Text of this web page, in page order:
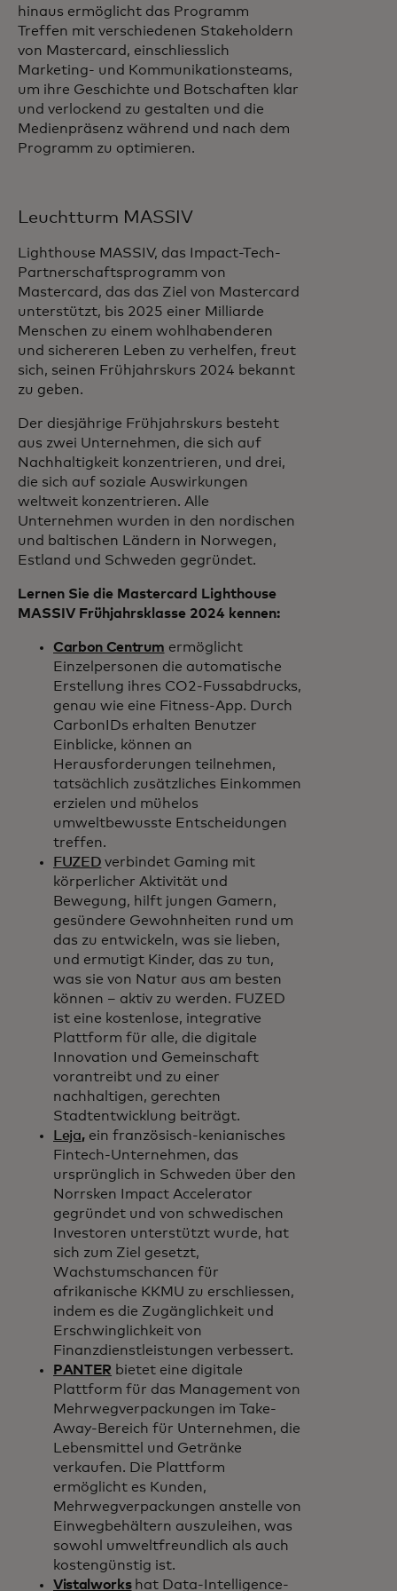
hinaus ermöglicht das Programm
Treffen mit verschiedenen Stakeholdern
von Mastercard, einschliesslich
Marketing- und Kommunikationsteams,
um ihre Geschichte und Botschaften klar
und verlockend zu gestalten und die
Medienpräsenz während und nach dem
Programm zu optimieren.
Leuchtturm MASSIV
Lighthouse MASSIV, das Impact-Tech-
Partnerschaftsprogramm von
Mastercard, das das Ziel von Mastercard
unterstützt, bis 2025 einer Milliarde
Menschen zu einem wohlhabenderen
und sichereren Leben zu verhelfen, freut
sich, seinen Frühjahrskurs 2024 bekannt
zu geben.
Der diesjährige Frühjahrskurs besteht
aus zwei Unternehmen, die sich auf
Nachhaltigkeit konzentrieren, und drei,
die sich auf soziale Auswirkungen
weltweit konzentrieren. Alle
Unternehmen wurden in den nordischen
und baltischen Ländern in Norwegen,
Estland und Schweden gegründet.
Lernen Sie die Mastercard Lighthouse
MASSIV Frühjahrsklasse 2024 kennen:
Carbon Centrum ermöglicht
Einzelpersonen die automatische
Erstellung ihres CO2-Fussabdrucks,
genau wie eine Fitness-App. Durch
CarbonIDs erhalten Benutzer
Einblicke, können an
Herausforderungen teilnehmen,
tatsächlich zusätzliches Einkommen
erzielen und mühelos
umweltbewusste Entscheidungen
treffen.
FUZED verbindet Gaming mit
körperlicher Aktivität und
Bewegung, hilft jungen Gamern,
gesündere Gewohnheiten rund um
das zu entwickeln, was sie lieben,
und ermutigt Kinder, das zu tun,
was sie von Natur aus am besten
können – aktiv zu werden. FUZED
ist eine kostenlose, integrative
Plattform für alle, die digitale
Innovation und Gemeinschaft
vorantreibt und zu einer
nachhaltigen, gerechten
Stadtentwicklung beiträgt.
Leja,ein französisch-kenianisches
Fintech-Unternehmen, das
ursprünglich in Schweden über den
Norrsken Impact Accelerator
gegründet und von schwedischen
Investoren unterstützt wurde, hat
sich zum Ziel gesetzt,
Wachstumschancen für
afrikanische KKMU zu erschliessen,
indem es die Zugänglichkeit und
Erschwinglichkeit von
Finanzdienstleistungen verbessert.
PANTER bietet eine digitale
Plattform für das Management von
Mehrwegverpackungen im Take-
Away-Bereich für Unternehmen, die
Lebensmittel und Getränke
verkaufen. Die Plattform
ermöglicht es Kunden,
Mehrwegverpackungen anstelle von
Einwegbehältern auszuleihen, was
sowohl umweltfreundlich als auch
kostengünstig ist.
Vistalworkshat Data-Intelligence-